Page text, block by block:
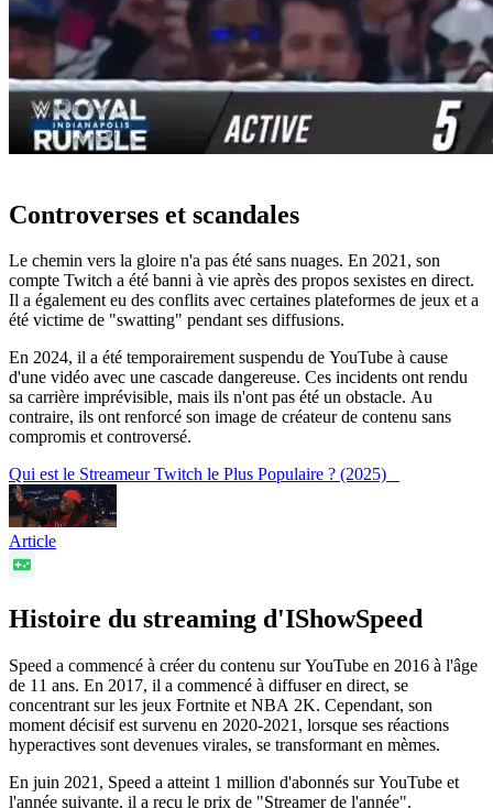
Controverses et scandales
Le chemin vers la gloire n'a pas été sans nuages. En 2021, son
compte Twitch a été banni à vie après des propos sexistes en direct.
Il a également eu des conflits avec certaines plateformes de jeux et a
été victime de "swatting" pendant ses diffusions.
En 2024, il a été temporairement suspendu de YouTube à cause
d'une vidéo avec une cascade dangereuse. Ces incidents ont rendu
sa carrière imprévisible, mais ils n'ont pas été un obstacle. Au
contraire, ils ont renforcé son image de créateur de contenu sans
compromis et controversé.
Qui est le Streameur Twitch le Plus Populaire ? (2025)
Article
Histoire du streaming d'IShowSpeed
Speed a commencé à créer du contenu sur YouTube en 2016 à l'âge
de 11 ans. En 2017, il a commencé à diffuser en direct, se
concentrant sur les jeux Fortnite et NBA 2K. Cependant, son
moment décisif est survenu en 2020-2021, lorsque ses réactions
hyperactives sont devenues virales, se transformant en mèmes.
En juin 2021, Speed a atteint 1 million d'abonnés sur YouTube et
l'année suivante, il a reçu le prix de "Streamer de l'année".